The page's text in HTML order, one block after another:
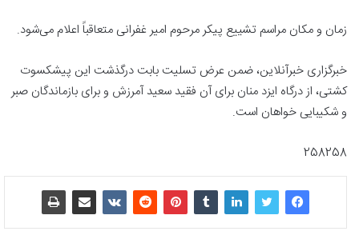
زمان و مکان مراسم تشییع پیکر مرحوم امیر غفرانی متعاقباً اعلام می‌شود.
خبرگزاری خبرآنلاین، ضمن عرض تسلیت بابت درگذشت این پیشکسوت
کشتی، از درگاه ایزد منان برای آن فقید سعید آمرزش و برای بازماندگان صبر
و شکیبایی خواهان است.
258258